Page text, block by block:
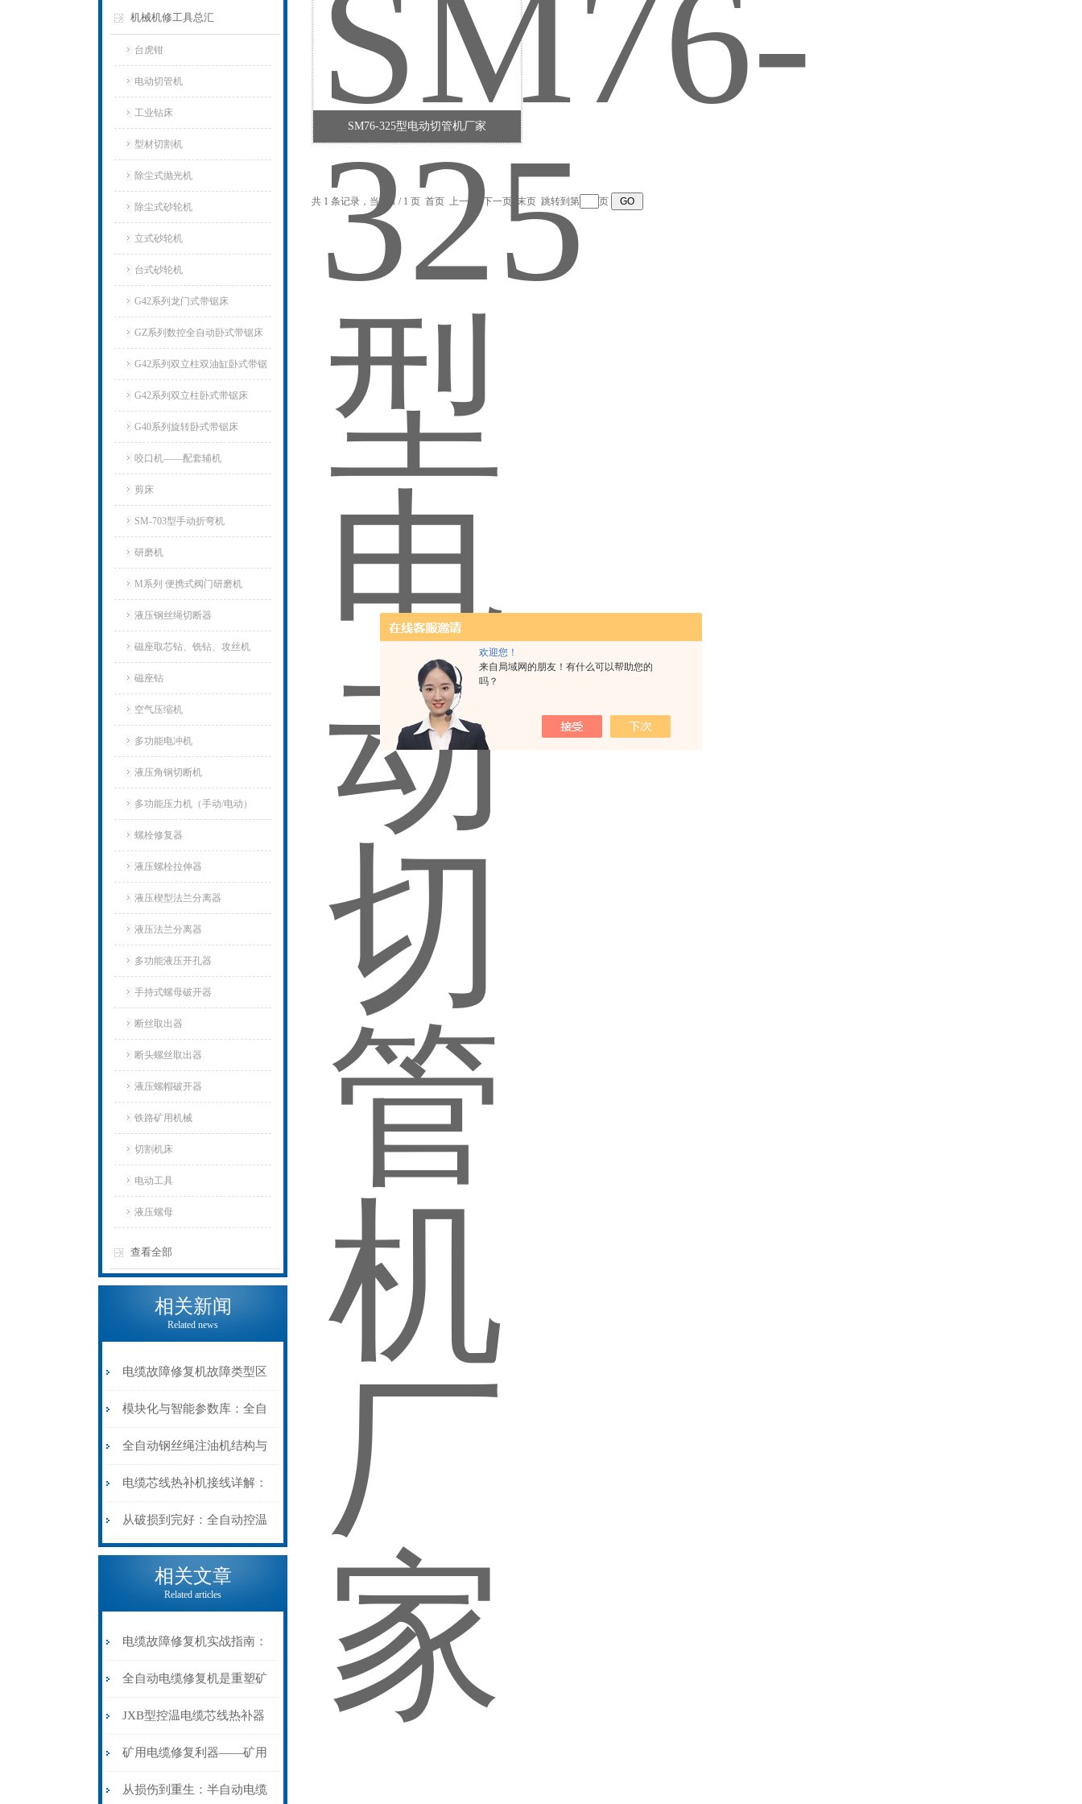
欢迎您！
来自局域网的朋友！有什么可以帮助您的
吗？
机械机修工具总汇
台虎钳
电动切管机
工业钻床
型材切割机
除尘式抛光机
除尘式砂轮机
立式砂轮机
台式砂轮机
G42系列龙门式带锯床
GZ系列数控全自动卧式带锯床
G42系列双立柱双油缸卧式带锯
床
G42系列双立柱卧式带锯床
G40系列旋转卧式带锯床
咬口机——配套辅机
剪床
SM-703型手动折弯机
研磨机
M系列 便携式阀门研磨机
液压钢丝绳切断器
磁座取芯钻、铣钻、攻丝机
磁座钻
空气压缩机
多功能电冲机
液压角钢切断机
多功能压力机（手动/电动）
螺栓修复器
液压螺栓拉伸器
液压楔型法兰分离器
液压法兰分离器
多功能液压开孔器
手持式螺母破开器
断丝取出器
断头螺丝取出器
液压螺帽破开器
铁路矿用机械
切割机床
电动工具
液压螺母
查看全部
相关新闻
Related news
电缆故障修复机故障类型区
分指南：从“绝缘电
阻”到“波形特征”的精准诊
断逻辑
模块化与智能参数库：全自
动电缆修复机的快速换型逻
辑
全自动钢丝绳注油机结构与
工作原理：揭秘高效润滑的
机械密码
电缆芯线热补机接线详解：
从入门到精通
从破损到完好：全自动控温
电缆热补机的核心价值
相关文章
Related articles
电缆故障修复机实战指南：
从“盲测”到“精确定点”的三
步作业法
全自动电缆修复机是重塑矿
山电力动脉的“智能外科医
生”
JXB型控温电缆芯线热补器
安装与接线：精准修复的工
艺基石
矿用电缆修复利器——矿用
电缆热补机智能控温，安全
从损伤到重生：半自动电缆
SM76-325型电动切管机厂家
共 1 条记录，当前 1 / 1 页 首页 上一页 下一页 末页 跳转到第 页